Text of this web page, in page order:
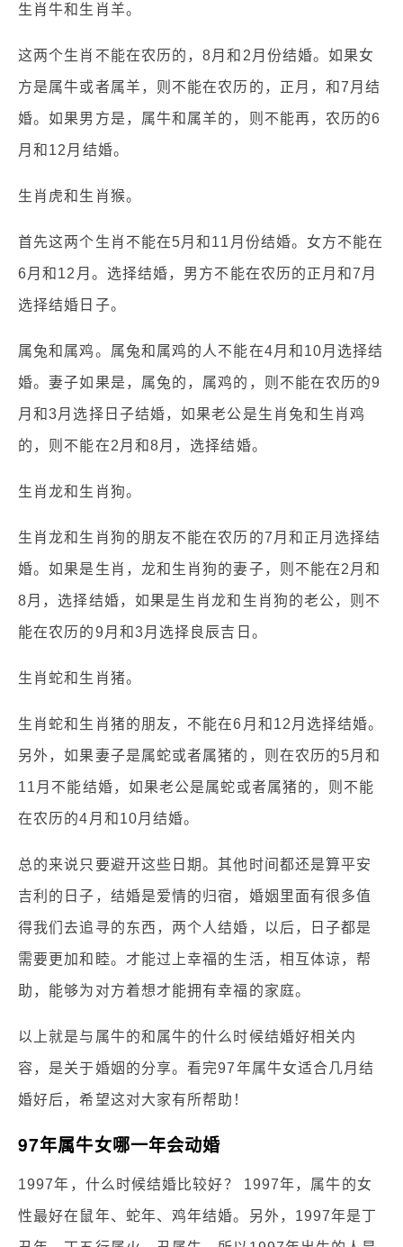
生肖牛和生肖羊。
这两个生肖不能在农历的，8月和2月份结婚。如果女
方是属牛或者属羊，则不能在农历的，正月，和7月结
婚。如果男方是，属牛和属羊的，则不能再，农历的6
月和12月结婚。
生肖虎和生肖猴。
首先这两个生肖不能在5月和11月份结婚。女方不能在
6月和12月。选择结婚，男方不能在农历的正月和7月
选择结婚日子。
属兔和属鸡。属兔和属鸡的人不能在4月和10月选择结
婚。妻子如果是，属兔的，属鸡的，则不能在农历的9
月和3月选择日子结婚，如果老公是生肖兔和生肖鸡
的，则不能在2月和8月，选择结婚。
生肖龙和生肖狗。
生肖龙和生肖狗的朋友不能在农历的7月和正月选择结
婚。如果是生肖，龙和生肖狗的妻子，则不能在2月和
8月，选择结婚，如果是生肖龙和生肖狗的老公，则不
能在农历的9月和3月选择良辰吉日。
生肖蛇和生肖猪。
生肖蛇和生肖猪的朋友，不能在6月和12月选择结婚。
另外，如果妻子是属蛇或者属猪的，则在农历的5月和
11月不能结婚，如果老公是属蛇或者属猪的，则不能
在农历的4月和10月结婚。
总的来说只要避开这些日期。其他时间都还是算平安
吉利的日子，结婚是爱情的归宿，婚姻里面有很多值
得我们去追寻的东西，两个人结婚，以后，日子都是
需要更加和睦。才能过上幸福的生活，相互体谅，帮
助，能够为对方着想才能拥有幸福的家庭。
以上就是与属牛的和属牛的什么时候结婚好相关内
容，是关于婚姻的分享。看完97年属牛女适合几月结
婚好后，希望这对大家有所帮助！
97年属牛女哪一年会动婚
1997年，什么时候结婚比较好？ 1997年，属牛的女
性最好在鼠年、蛇年、鸡年结婚。另外，1997年是丁